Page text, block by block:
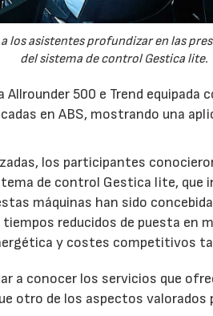
los asistentes profundizar en las
del sistema de control Gestica lite.
Allrounder 500 e Trend
en ABS, mostrando una
los participantes
de control Gestica lite,
máquinas han sido
reducidos de puesta en
y costes competitivos
a conocer los servicios que
otro de los aspectos valorados